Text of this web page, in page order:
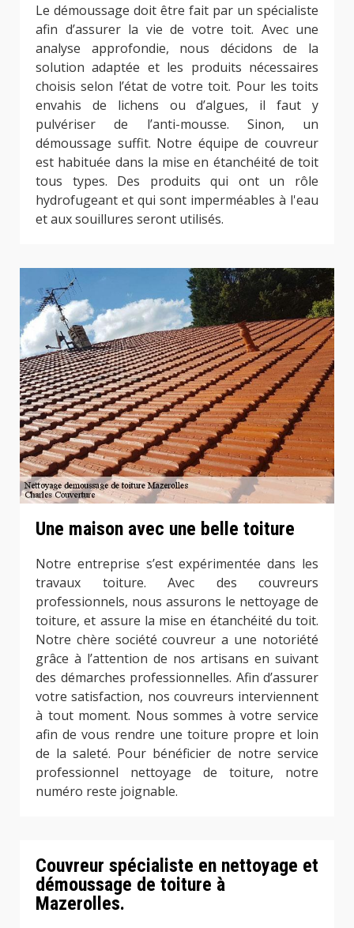
Le démoussage doit être fait par un spécialiste
afin d’assurer la vie de votre toit. Avec une
analyse approfondie, nous décidons de la
solution adaptée et les produits nécessaires
choisis selon l’état de votre toit. Pour les toits
envahis de lichens ou d’algues, il faut y
pulvériser de l’anti-mousse. Sinon, un
démoussage suffit. Notre équipe de couvreur
est habituée dans la mise en étanchéité de toit
tous types. Des produits qui ont un rôle
hydrofugeant et qui sont imperméables à l'eau
et aux souillures seront utilisés.
Une maison avec une belle toiture
Notre entreprise s’est expérimentée dans les
travaux toiture. Avec des couvreurs
professionnels, nous assurons le nettoyage de
toiture, et assure la mise en étanchéité du toit.
Notre chère société couvreur a une notoriété
grâce à l’attention de nos artisans en suivant
des démarches professionnelles. Afin d’assurer
votre satisfaction, nos couvreurs interviennent
à tout moment. Nous sommes à votre service
afin de vous rendre une toiture propre et loin
de la saleté. Pour bénéficier de notre service
professionnel nettoyage de toiture, notre
numéro reste joignable.
Couvreur spécialiste en nettoyage et
démoussage de toiture à
Mazerolles.